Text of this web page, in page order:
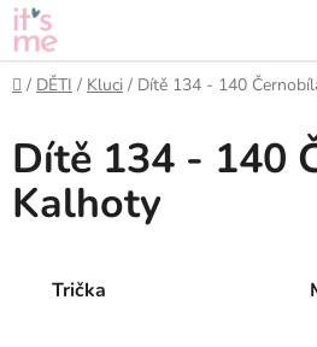
Přejít
na
obsah
Domů
/ DĚTI / Kluci / Dítě 134 - 140
Dítě 134 - 140
Kalhoty
Trička